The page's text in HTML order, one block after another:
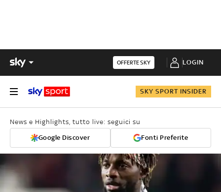
OFFERTE SKY LOGIN
SKY SPORT INSIDER
News e Highlights, tutto live: seguici su
Google Discover Fonti Preferite